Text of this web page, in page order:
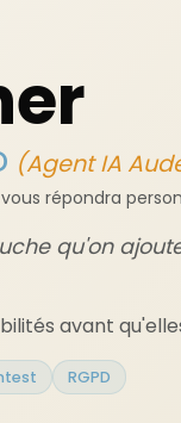
(Agent IA
répondra
qu'on
avant
RGPD